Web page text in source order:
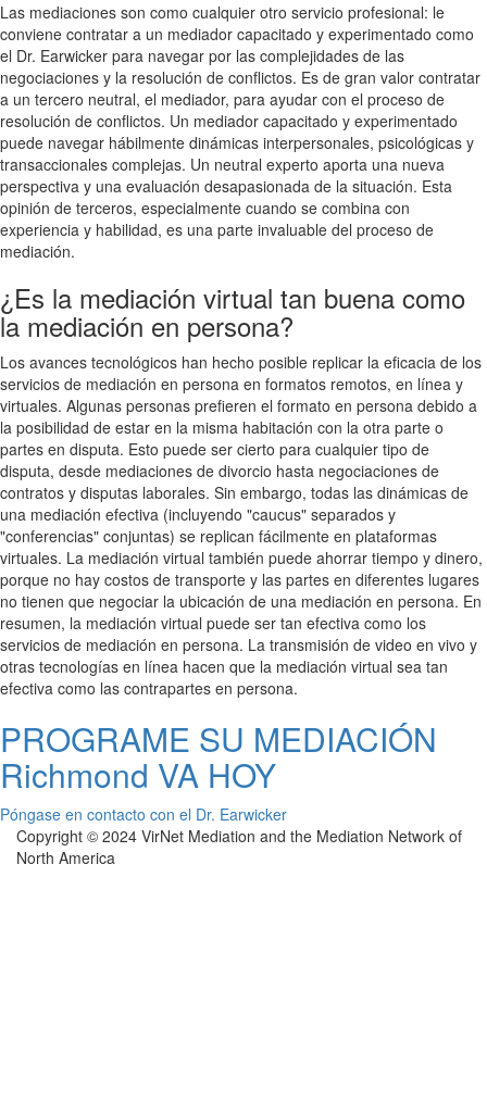
Las mediaciones son como cualquier otro servicio profesional: le
conviene contratar a un mediador capacitado y experimentado como
el Dr. Earwicker para navegar por las complejidades de las
negociaciones y la resolución de conflictos. Es de gran valor contratar
a un tercero neutral, el mediador, para ayudar con el proceso de
resolución de conflictos. Un mediador capacitado y experimentado
puede navegar hábilmente dinámicas interpersonales, psicológicas y
transaccionales complejas. Un neutral experto aporta una nueva
perspectiva y una evaluación desapasionada de la situación. Esta
opinión de terceros, especialmente cuando se combina con
experiencia y habilidad, es una parte invaluable del proceso de
mediación.
¿Es la mediación virtual tan buena como
la mediación en persona?
Los avances tecnológicos han hecho posible replicar la eficacia de los
servicios de mediación en persona en formatos remotos, en línea y
virtuales. Algunas personas prefieren el formato en persona debido a
la posibilidad de estar en la misma habitación con la otra parte o
partes en disputa. Esto puede ser cierto para cualquier tipo de
disputa, desde mediaciones de divorcio hasta negociaciones de
contratos y disputas laborales. Sin embargo, todas las dinámicas de
una mediación efectiva (incluyendo "caucus" separados y
"conferencias" conjuntas) se replican fácilmente en plataformas
virtuales. La mediación virtual también puede ahorrar tiempo y dinero,
porque no hay costos de transporte y las partes en diferentes lugares
no tienen que negociar la ubicación de una mediación en persona. En
resumen, la mediación virtual puede ser tan efectiva como los
servicios de mediación en persona. La transmisión de video en vivo y
otras tecnologías en línea hacen que la mediación virtual sea tan
efectiva como las contrapartes en persona.
PROGRAME SU MEDIACIÓN
Richmond VA HOY
Póngase en contacto con el Dr. Earwicker
Copyright © 2024 VirNet Mediation and the Mediation Network of
North America